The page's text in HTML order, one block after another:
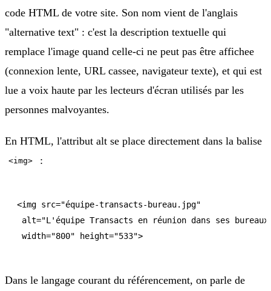
code HTML de votre site. Son nom vient de l'anglais
"alternative text" : c'est la description textuelle qui
remplace l'image quand celle-ci ne peut pas être affichee
(connexion lente, URL cassee, navigateur texte), et qui est
lue a voix haute par les lecteurs d'écran utilisés par les
personnes malvoyantes.
En HTML, l'attribut alt se place directement dans la balise
<img> :
<img src="équipe-transacts-bureau.jpg"
alt="L'équipe Transacts en réunion dans ses
width="800" height="533">
Dans le langage courant du référencement, on parle de